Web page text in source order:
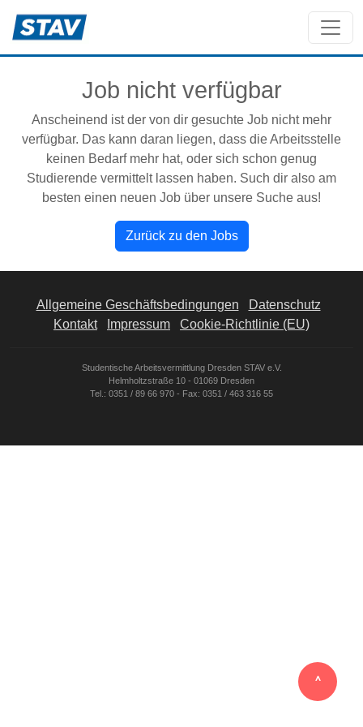
‸
Job nicht verfügbar
Anscheinend ist der von dir gesuchte Job nicht mehr
verfügbar. Das kann daran liegen, dass die Arbeitsstelle
keinen Bedarf mehr hat, oder sich schon genug
Studierende vermittelt lassen haben. Such dir also am
besten einen neuen Job über unsere Suche aus!
Zurück zu den Jobs
Allgemeine Geschäftsbedingungen
Datenschutz
Kontakt
Impressum Cookie-Richtlinie (EU)
Studentische Arbeitsvermittlung Dresden STAV e.V.
Helmholtzstraße 10 - 01069 Dresden
Tel.: 0351 / 89 66 970 - Fax: 0351 / 463 316 55